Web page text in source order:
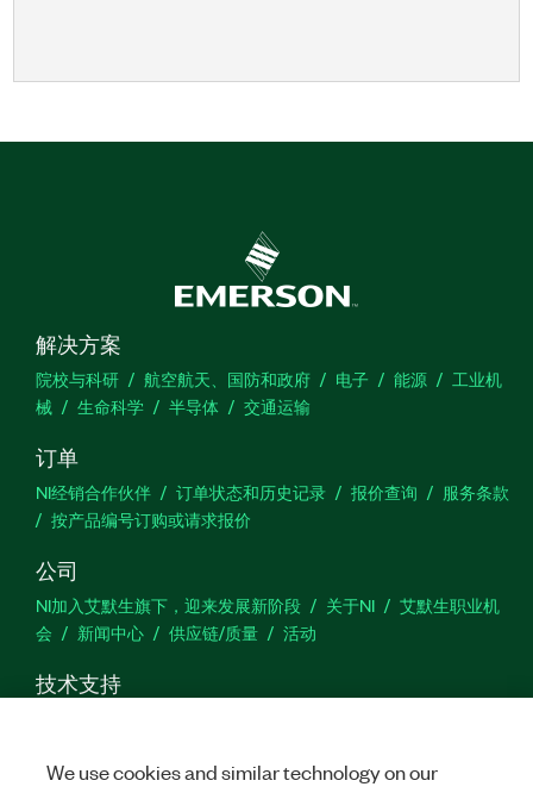
解决方案
院校与科研 航空航天、国防和政府 电子 能源
工业机
械
生命科学 半导体 交通运输
订单
NI经销合作伙伴 订单状态和历史记录 报价查询
服务条款
按产品编号订购或请求报价
公司
NI加入艾默生旗下，迎来发展新阶段 关于NI
艾默生职业机
会
新闻中心 供应链/质量 活动
技术支持
We use cookies and similar technology on our